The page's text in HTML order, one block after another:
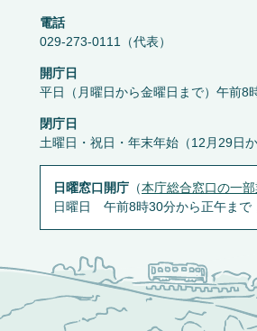
電話
029-273-0111（代表）
開庁日
平日（月曜日から金曜日まで）午前8
閉庁日
土曜日・祝日・年末年始（12月29日
日曜窓口開庁 （本庁総合窓口の一
日曜日 午前8時30分から正午まで